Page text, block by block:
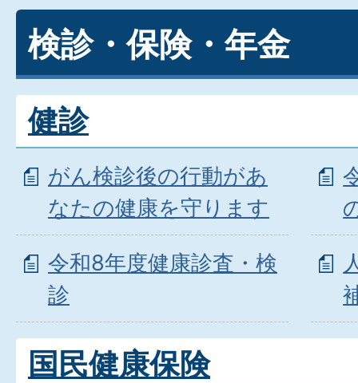
検診・保険・年金
健診
がん検診後の行動があ
なたの健康を守ります
令和8年度健康診査・検
診
国民健康保険